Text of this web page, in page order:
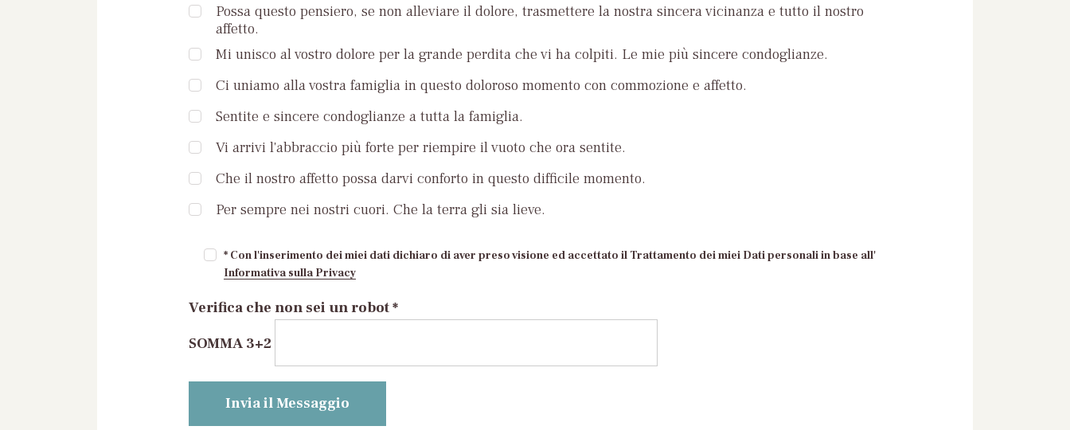
Possa questo pensiero, se non alleviare il dolore, trasmettere la nostra sincera vicinanza e tutto il nostro
affetto.
Mi unisco al vostro dolore per la grande perdita che vi ha colpiti. Le mie più sincere condoglianze.
Ci uniamo alla vostra famiglia in questo doloroso momento con commozione e affetto.
Sentite e sincere condoglianze a tutta la famiglia.
Vi arrivi l'abbraccio più forte per riempire il vuoto che ora sentite.
Che il nostro affetto possa darvi conforto in questo difficile momento.
Per sempre nei nostri cuori. Che la terra gli sia lieve.
* Con l'inserimento dei miei dati dichiaro di aver preso visione ed accettato il Trattamento dei miei Dati personali in base all'
Informativa sulla Privacy
Verifica che non sei un robot *
SOMMA 3+2